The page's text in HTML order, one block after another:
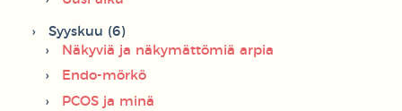
Syyskuu (6)
Näkyviä ja näkymättömiä arpia
Endo-mörkö
PCOS ja minä